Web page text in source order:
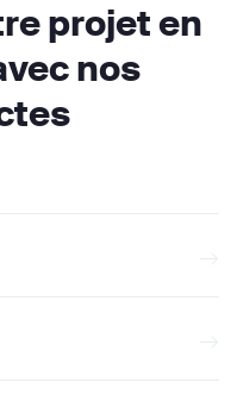
projet en
nos